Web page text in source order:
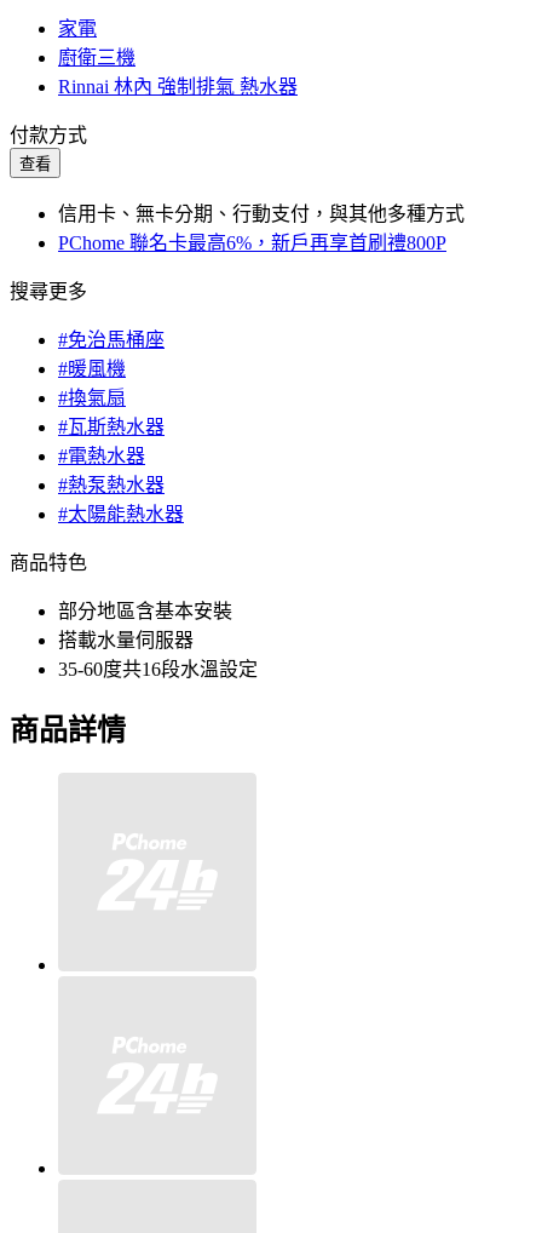
家電
廚衛三機
Rinnai 林內 強制排氣 熱水器
付款方式
查看
信用卡、無卡分期、行動支付，與其他多種方式
PChome 聯名卡最高6%，新戶再享首刷禮800P
搜尋更多
#免治馬桶座
#暖風機
#換氣扇
#瓦斯熱水器
#電熱水器
#熱泵熱水器
#太陽能熱水器
商品特色
部分地區含基本安裝
搭載水量伺服器
35-60度共16段水溫設定
商品詳情